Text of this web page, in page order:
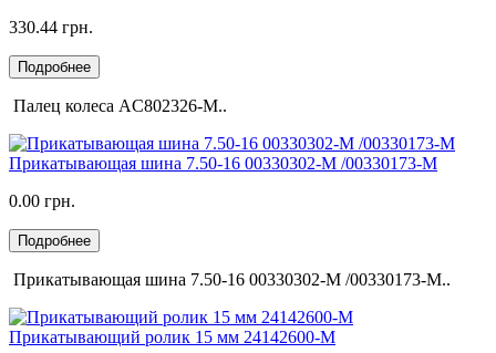
330.44 грн.
Подробнее
Палец колеса AC802326-M..
Прикатывающая шина 7.50-16 00330302-M /00330173-M
0.00 грн.
Подробнее
Прикатывающая шина 7.50-16 00330302-M /00330173-M..
Прикатывающий ролик 15 мм 24142600-M